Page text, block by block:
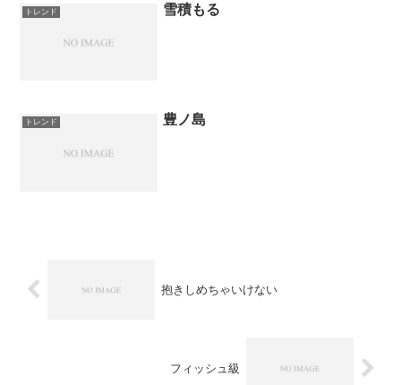
トレンド 雪積もる
トレンド 豊ノ島
抱きしめちゃいけない
フィッシュ級